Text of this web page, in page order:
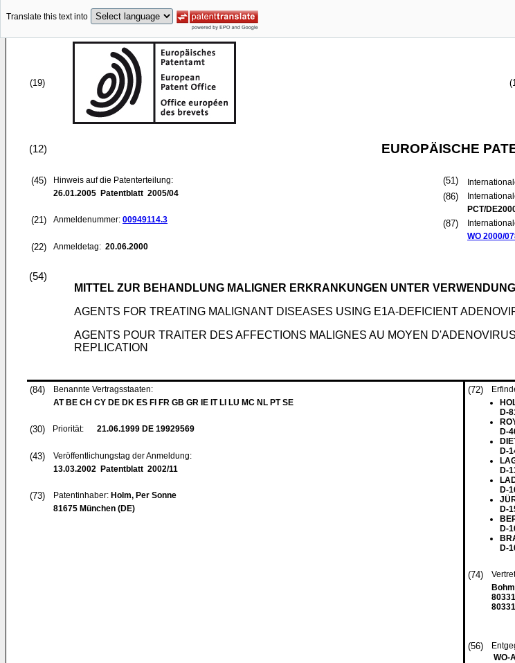
Translate this text into
(19)
(12) EUROPÄISCHE
(45)
Hinweis auf die Patenterteilung:
26.01.2005 Patentblatt 2005/04
(21) Anmeldenummer: 00949114.3
(22) Anmeldetag: 20.06.2000
(51)
(86)
PCT/
(87)
WO 2000/
(54)
MITTEL ZUR BEHANDLUNG MALIGNER ERKRANKUNGEN UNTER
AGENTS FOR TREATING MALIGNANT DISEASES USING E1A-DEFICIENT
AGENTS POUR TRAITER DES AFFECTIONS MALIGNES AU MOYEN
REPLICATION
(84)
Benannte Vertragsstaaten:
AT BE CH CY DE DK ES FI FR GB GR IE IT LI LU MC NL PT SE
(30) Priorität: 21.06.1999 DE 19929569
(43)
Veröffentlichungstag der Anmeldung:
13.03.2002 Patentblatt 2002/11
(73) Patentinhaber: Holm, Per Sonne
81675 München (DE)
(72)
D-
D-
D-
D-
D-
D-
D-
D-
(74)
(56)
WO-